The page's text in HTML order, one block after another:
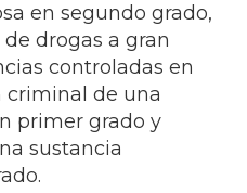
en segundo grado,
drogas a gran
controladas en
criminal de una
primer grado y
sustancia